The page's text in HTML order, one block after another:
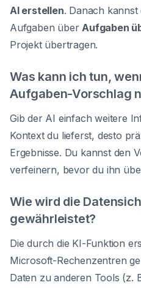
AI erstellen. Danach
Aufgaben überAufgaben
Projekt übertragen.
Was kann ich tun,
Aufgaben-Vorschlag
Gib der AI einfach weitere
Kontext du lieferst, desto
Ergebnisse. Du kannst den
verfeinern, bevor du ihn
Wie wird die
gewährleistet?
Die durch die KI-Funktion
Microsoft-Rechenzentren
Daten zu anderen Tools (z.